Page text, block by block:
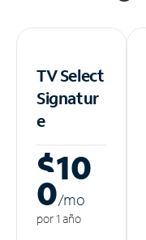
TV Select
Signatur
e
$10
0/mo
por 1 año